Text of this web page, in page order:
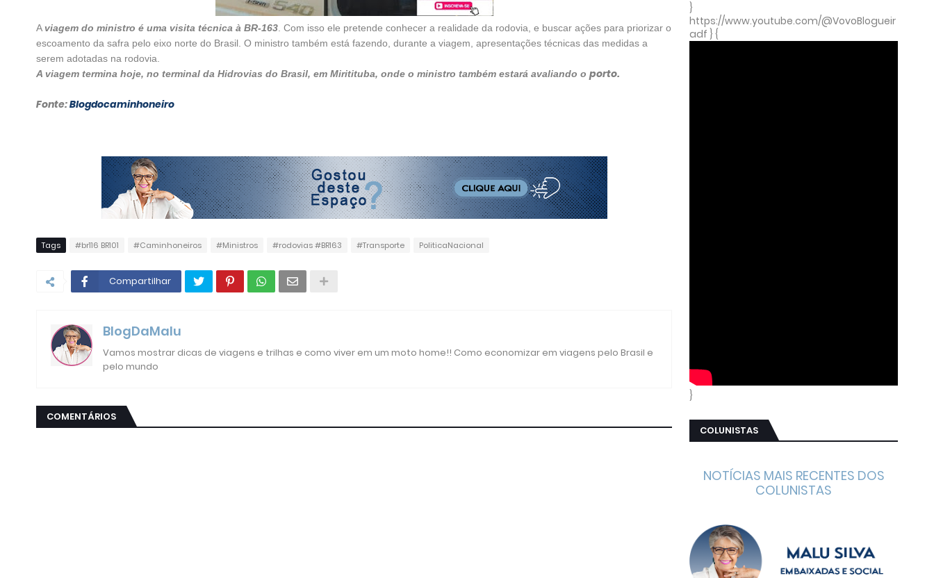
A viagem do ministro é uma visita técnica à BR-163 . Com isso ele pretende conhecer a realidade da rodovia, e buscar ações para priorizar o
escoamento da safra pelo eixo norte do Brasil. O ministro também está fazendo, durante a viagem, apresentações técnicas das medidas a
serem adotadas na rodovia.
A viagem termina hoje, no terminal da Hidrovias do Brasil, em Miritituba, onde o ministro também estará avaliando o porto.
Fonte:Blogdocaminhoneiro
Tags #br116 BR101 #Caminhoneiros #Ministros #rodovias #BR163 #Transporte PoliticaNacional
Compartilhar
BlogDaMalu
Vamos mostrar dicas de viagens e trilhas e como viver em um moto home!! Como economizar em viagens pelo Brasil e
pelo mundo
COMENTÁRIOS
}
https://www.youtube.com/@VovoBlogueir
adf } {
}
COLUNISTAS
NOTÍCIAS MAIS RECENTES DOS
COLUNISTAS